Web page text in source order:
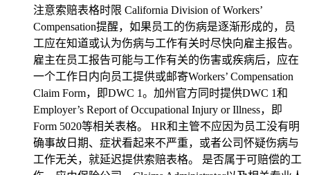
注意索赔表格时限 California Division of Workers’
Compensation提醒，如果员工的伤病是逐渐形成的，员
工应在知道或认为伤病与工作有关时尽快向雇主报告。
雇主在员工报告可能与工作有关的伤害或疾病后，应在
一个工作日内向员工提供或邮寄Workers’ Compensation
Claim Form，即DWC 1。加州官方同时提供DWC 1和
Employer’s Report of Occupational Injury or Illness，即
Form 5020等相关表格。 HR和主管不应因为员工没有明
确事故日期、症状看起来不严重，或者公司怀疑伤病与
工作无关，就延迟提供索赔表格。 是否属于可赔偿的工